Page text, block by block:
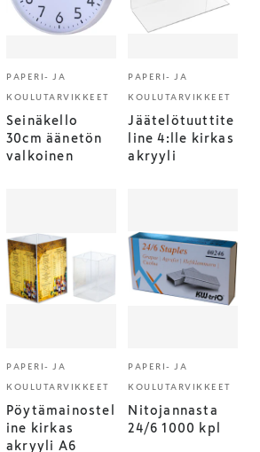
PAPERI- JA
KOULUTARVIKKEET
Seinäkello
30cm äänetön
valkoinen
PAPERI- JA
KOULUTARVIKKEET
Jäätelötuuttite
line 4:lle kirkas
akryyli
PAPERI- JA
KOULUTARVIKKEET
Pöytämainostel
ine kirkas
akryyli A6
PAPERI- JA
KOULUTARVIKKEET
Nitojannasta
24/6 1000 kpl